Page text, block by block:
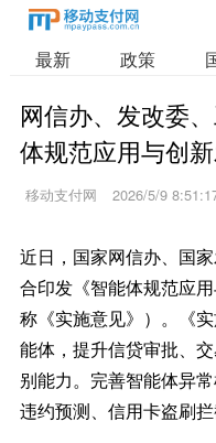
最新 政策
网信办、发改委
体规范应用与创
移动支付网 2026/5/9
近日，国家网信办、国
合印发《智能体规范应
称《实施意见》）。《
能体，提升信贷审批、
别能力。完善智能体异
违约预测、信用卡盗刷